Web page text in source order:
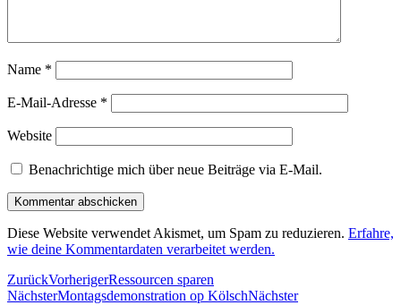
Name *
E-Mail-Adresse *
Website
Benachrichtige mich über neue Beiträge via E-Mail.
Diese Website verwendet Akismet, um Spam zu reduzieren. Erfahre,
wie deine Kommentardaten verarbeitet werden.
ZurückVorherigerRessourcen sparen
NächsterMontagsdemonstration op KölschNächster